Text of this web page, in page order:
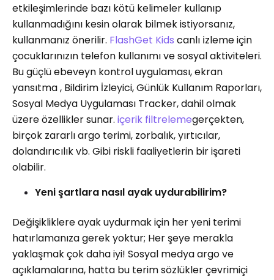
etkileşimlerinde bazı kötü kelimeler kullanıp
kullanmadığını kesin olarak bilmek istiyorsanız,
kullanmanız önerilir. FlashGet Kids canlı i̇zleme için
çocuklarınızın telefon kullanımı ve sosyal aktiviteleri.
Bu güçlü ebeveyn kontrol uygulaması, ekran
yansıtma , Bildirim İzleyici, Günlük Kullanım Raporları,
Sosyal Medya Uygulaması Tracker, dahil olmak
üzere özellikler sunar. içerik filtrelemegerçekten,
birçok zararlı argo terimi, zorbalık, yırtıcılar,
dolandırıcılık vb. Gibi riskli faaliyetlerin bir işareti
olabilir.
Yeni şartlara nasıl ayak uydurabilirim?
Değişikliklere ayak uydurmak için her yeni terimi
hatırlamanıza gerek yoktur; Her şeye merakla
yaklaşmak çok daha iyi! Sosyal medya argo ve
açıklamalarına, hatta bu terim sözlükler çevrimiçi